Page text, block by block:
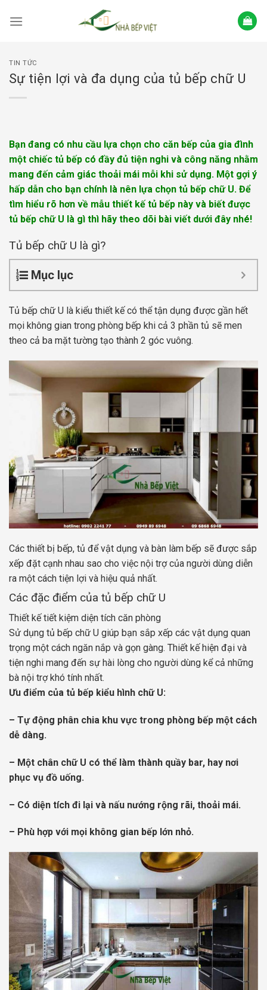
TIN TỨC
Sự tiện lợi và đa dụng của tủ bếp chữ U
Bạn đang có nhu cầu lựa chọn cho căn bếp của gia đình
một chiếc tủ bếp có đầy đủ tiện nghi và công năng nhằm
mang đến cảm giác thoải mái mỗi khi sử dụng. Một gợi ý
hấp dẫn cho bạn chính là nên lựa chọn tủ bếp chữ U. Để
tìm hiểu rõ hơn về mẫu thiết kế tủ bếp này và biết được
tủ bếp chữ U là gì thì hãy theo dõi bài viết dưới đây nhé!
Tủ bếp chữ U là gì?
Mục lục
Tủ bếp chữ U là kiểu thiết kế có thể tận dụng được gần hết
mọi không gian trong phòng bếp khi cả 3 phần tủ sẽ men
theo cả ba mặt tường tạo thành 2 góc vuông.
Các thiết bị bếp, tủ để vật dụng và bàn làm bếp sẽ được sắp
xếp đặt cạnh nhau sao cho việc nội trợ của người dùng diễn
ra một cách tiện lợi và hiệu quả nhất.
Các đặc điểm của tủ bếp chữ U
Thiết kế tiết kiệm diện tích căn phòng
Sử dụng tủ bếp chữ U giúp bạn sắp xếp các vật dụng quan
trọng một cách ngăn nắp và gọn gàng. Thiết kế hiện đại và
tiện nghi mang đến sự hài lòng cho người dùng kể cả những
bà nội trợ khó tính nhất.
Ưu điểm của tủ bếp kiểu hình chữ U:
– Tự động phân chia khu vực trong phòng bếp một cách
dễ dàng.
– Một chân chữ U có thể làm thành quầy bar, hay nơi
phục vụ đồ uống.
– Có diện tích đi lại và nấu nướng rộng rãi, thoải mái.
– Phù hợp với mọi không gian bếp lớn nhỏ.